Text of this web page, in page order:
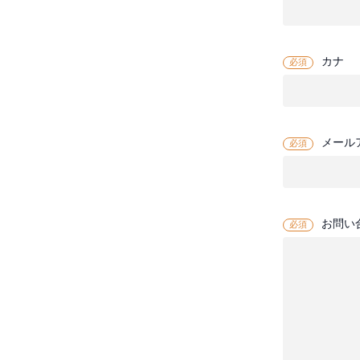
必須 カナ
必須 メール
必須 お問い